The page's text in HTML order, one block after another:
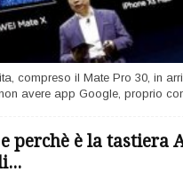
compreso il Mate Pro 30, in
avere app Google, proprio
e perchè è la tastiera